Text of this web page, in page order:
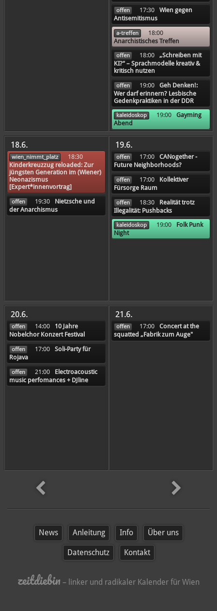
offen 17:30
Wien gegen
Antisemitismus
a-treffen
18:00
Anarchistisches Treffen
offen 18:00
„Schreiben mit
KI?“ – Sprachmodelle kreativ &
kritisch nutzen
offen 19:00
Geh Denken!:
Wer darf erinnern? Lesbische
Gedenkpraktiken in der DDR
kaleidoskop 19:00
Gayming
Abend
18.6.
wien_nimmt_platz
18:30
Kinderkreuzzug reloaded: Zur
jüngsten Generation im (Wiener)
Neonazismus
[Expert*innenvortrag]
offen 19:30
Nietzsche und
der Anarchismus
19.6.
offen 17:00
CANogether -
Future Neighborhoods?
offen 17:00
Kollektiver
Fürsorge Raum
offen 18:30
Realität trotz
Illegalität: Pushbacks
kaleidoskop 19:00
Folk Punk
Night
20.6.
offen 14:00
10 Jahre
Nobelchor Konzert Festival
offen 17:00
Soli-Party für
Rojava
offen 21:00
Electroacoustic
music perfomances + DJline
21.6.
offen 17:00
Concert at the
squatted „Fabrik zum Auge"
später
News Anleitung Info Über uns
Datenschutz Kontakt
zeitdiebin – linker und radikaler Kalender für Wien